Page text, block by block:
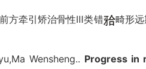
方牵引矫治骨性Ⅲ类错
畸形
Wensheng.. Progress in